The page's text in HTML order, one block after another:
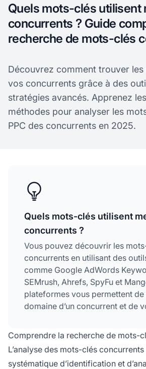
Quels mots-clés utilisent
concurrents ? Guide
recherche de mots-clés
Découvrez comment trouver
vos concurrents grâce à des
stratégies avancés. Apprenez
méthodes pour analyser les
PPC des concurrents en 2025.
Quels mots-clés utilisent
concurrents ?
Vous pouvez découvrir les
concurrents en utilisant des
comme Google AdWords
SEMrush, Ahrefs, SpyFu et
plateformes vous permettent de
domaine d’un concurrent et de
lesquels il est classé de façon
lesquels il enchérit dans des
recherche payante.
Comprendre la recherche de mots-
L’analyse des mots-clés
systématique d’identification et